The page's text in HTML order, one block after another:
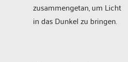
zusammengetan, um Licht
in das Dunkel zu bringen.